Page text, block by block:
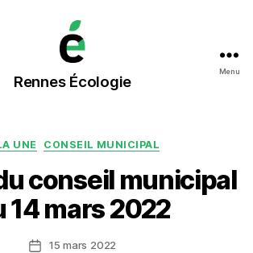
Rennes
Écologie
Rennes Écologie
Menu
Catégories
UNE CONSEIL MUNICIPAL
conseil municipal
14 mars 2022
Date15 mars 2022